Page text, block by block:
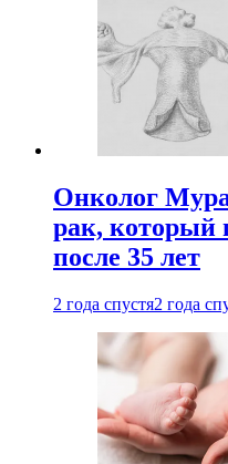
Онколог
рак, который
после 35 лет
2 года спустя2 года